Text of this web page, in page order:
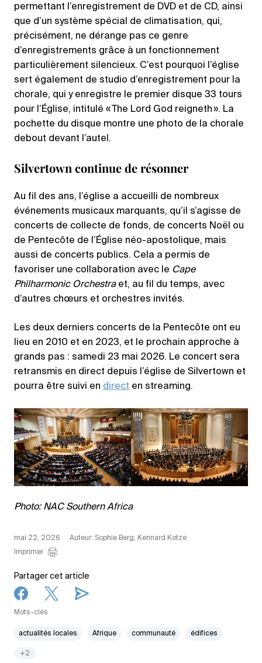
permettant l’enregistrement de DVD et de CD, ainsi
que d’un système spécial de climatisation, qui,
précisément, ne dérange pas ce genre
d’enregistrements grâce à un fonctionnement
particulièrement silencieux. C’est pourquoi l’église
sert également de studio d’enregistrement pour la
chorale, qui y enregistre le premier disque 33 tours
pour l’Église, intitulé « The Lord God reigneth ». La
pochette du disque montre une photo de la chorale
debout devant l’autel.
Silvertown continue de résonner
Au fil des ans, l’église a accueilli de nombreux
événements musicaux marquants, qu’il s’agisse de
concerts de collecte de fonds, de concerts Noël ou
de Pentecôte de l’Église néo-apostolique, mais
aussi de concerts publics. Cela a permis de
favoriser une collaboration avec le Cape
Philharmonic Orchestra et, au fil du temps, avec
d’autres chœurs et orchestres invités.
Les deux derniers concerts de la Pentecôte ont eu
lieu en 2010 et en 2023, et le prochain approche à
grands pas : samedi 23 mai 2026. Le concert sera
retransmis en direct depuis l’église de Silvertown et
pourra être suivi en direct en streaming.
Photo: NAC Southern Africa
mai 22, 2026
Auteur: Sophie Berg, Kennard Kotze
Imprimer
Partager cet article
Mots-clés
actualités locales Afrique communauté édifices
+2